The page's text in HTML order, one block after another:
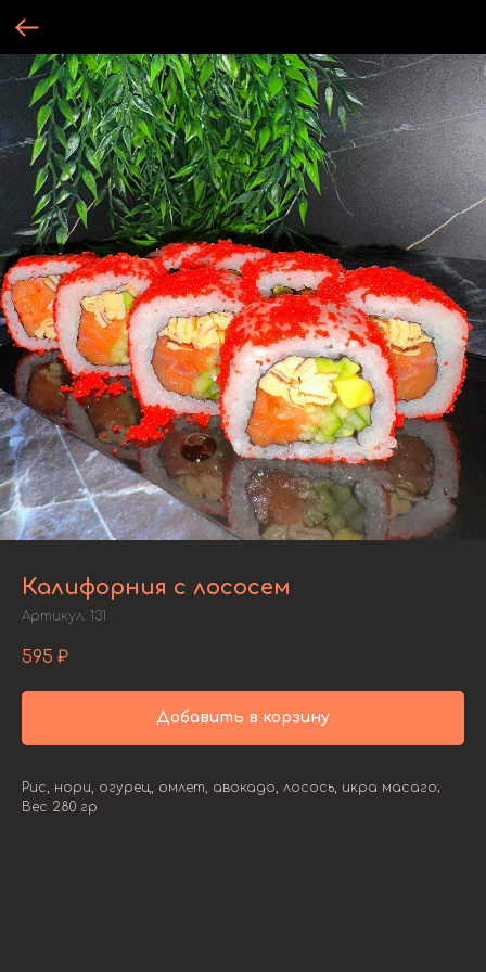
Калифорния с лососем
Артикул: 131
595 ₽
Добавить в корзину
Рис, нори, огурец, омлет, авокадо, лосось, икра масаго;
Вес 280 гр